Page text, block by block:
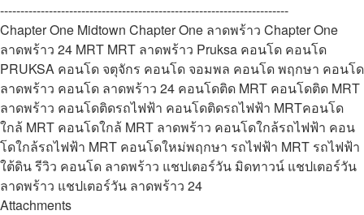
-----------------------------------------------------------------------
Chapter One Midtown Chapter One ลาดพร้าว Chapter One
ลาดพร้าว 24 MRT MRT ลาดพร้าว Pruksa คอนโด คอนโด
PRUKSA คอนโด จตุจักร คอนโด จอมพล คอนโด พฤกษา คอนโด
ลาดพร้าว คอนโด ลาดพร้าว 24 คอนโดติด MRT คอนโดติด MRT
ลาดพร้าว คอนโดติดรถไฟฟ้า คอนโดติดรถไฟฟ้า MRTคอนโด
ใกล้ MRT คอนโดใกล้ MRT ลาดพร้าว คอนโดใกล้รถไฟฟ้า คอน
โดใกล้รถไฟฟ้า MRT คอนโดใหม่พฤกษา รถไฟฟ้า MRT รถไฟฟ้า
ใต้ดิน รีวิว คอนโด ลาดพร้าว แชปเตอร์วัน มิดทาวน์ แชปเตอร์วัน
ลาดพร้าว แชปเตอร์วัน ลาดพร้าว 24
Attachments